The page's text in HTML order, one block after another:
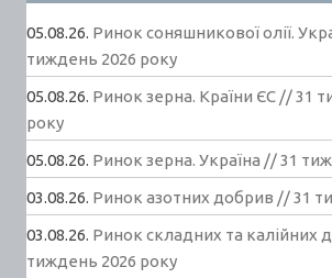
05.08.26. Ринок соняшникової олії.
тиждень 2026 року
05.08.26. Ринок зерна. Країни ЄС // 31
року
05.08.26. Ринок зерна. Україна // 31
03.08.26. Ринок азотних добрив // 31
03.08.26. Ринок складних та калійних
тиждень 2026 року